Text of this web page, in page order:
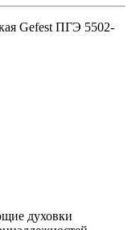
Gefest ПГЭ 5502-
духовки